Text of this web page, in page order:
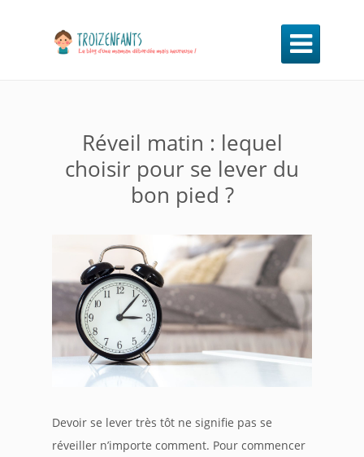

Réveil matin : lequel
choisir pour se lever du
bon pied ?
Devoir se lever très tôt ne signifie pas se
réveiller n’importe comment. Pour commencer